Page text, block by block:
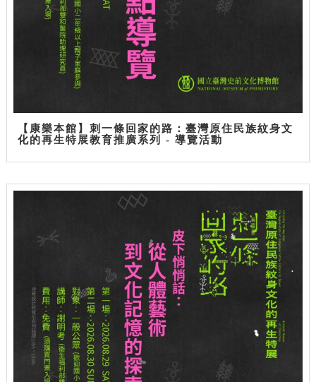
【康樂本館】刺一條回家的路：臺灣原住民族紋身文
化的再生特展教育推廣系列 - 導覽活動